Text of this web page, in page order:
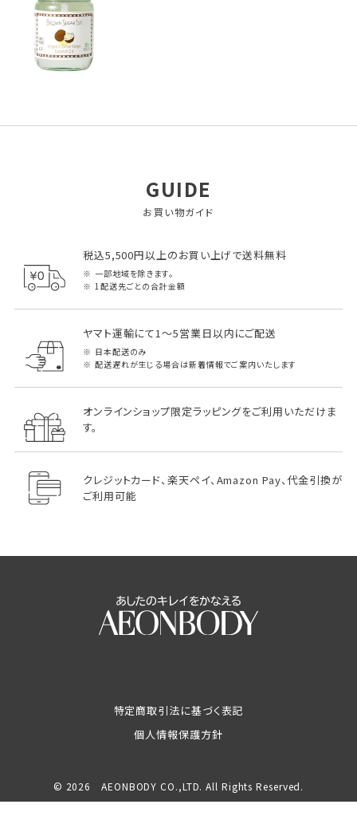
GUIDE
お買い物ガイド
税込5,500円以上のお買い上げで送料無料
一部地域を除きます。
1配送先ごとの合計金額
ヤマト運輸にて1～5営業日以内にご配送
日本配送のみ
配送遅れが生じる場合は新着情報でご案内いたします
オンラインショップ限定ラッピングをご利用いただけま
す。
クレジットカード、楽天ペイ、Amazon Pay、代金引換が
ご利用可能
特定商取引法に基づく表記
個人情報保護方針
© 2026 AEONBODY CO.,LTD. All Rights Reserved.